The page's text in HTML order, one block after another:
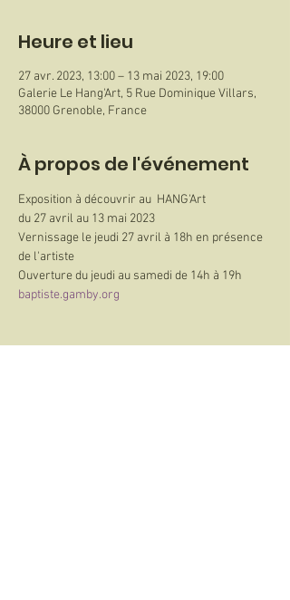
Heure et lieu
27 avr. 2023, 13:00 – 13 mai 2023, 19:00
Galerie Le Hang'Art, 5 Rue Dominique Villars,
38000 Grenoble, France
À propos de l'événement
Exposition à découvrir au  HANG'Art
du 27 avril au 13 mai 2023
Vernissage le jeudi 27 avril à 18h en présence
de l'artiste
Ouverture du jeudi au samedi de 14h à 19h
baptiste.gamby.org